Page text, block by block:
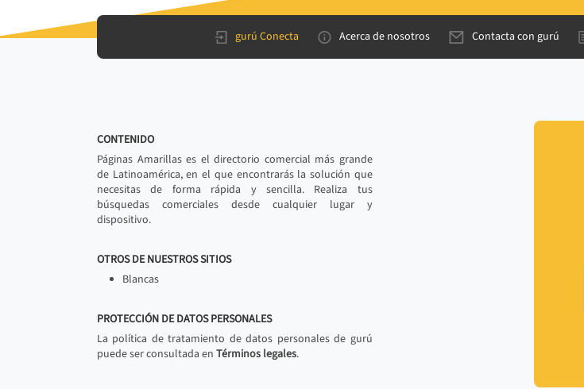
gurú Conecta Acerca de nosotros Contacta con gurú
CONTENIDO
Páginas Amarillas es el directorio comercial más grande
de Latinoamérica, en el que encontrarás la solución que
necesitas de forma rápida y sencilla. Realiza tus
búsquedas comerciales desde cualquier lugar y
dispositivo.
OTROS DE NUESTROS SITIOS
Blancas
PROTECCIÓN DE DATOS PERSONALES
La política de tratamiento de datos personales de gurú
puede ser consultada en Términos legales.